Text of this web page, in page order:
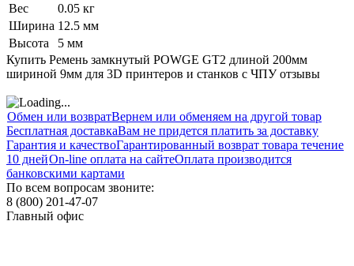
Вес
0.05 кг
Ширина 12.5 мм
Высота
5 мм
Купить Ремень замкнутый POWGE GT2 длиной 200мм
шириной 9мм для 3D принтеров и станков с ЧПУ отзывы
Обмен или возвратВернем или обменяем на другой товар
Бесплатная доставкаВам не придется платить за доставку
Гарантия и качествоГарантированный возврат товара течение
10 днейOn-line оплата на сайтеОплата производится
банковскими картами
По всем вопросам звоните:
8 (800) 201-47-07
Главный офис